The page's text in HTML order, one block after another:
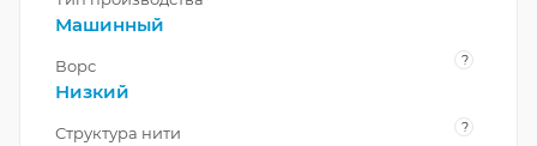
Машинный
Ворс ?
Низкий
Структура нити ?